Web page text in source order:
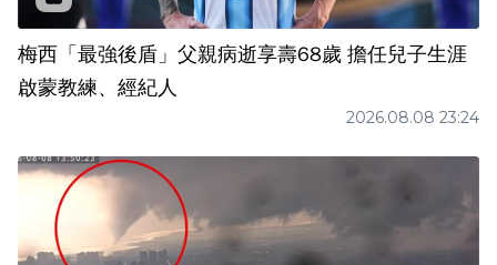
梅西「最強後盾」父親病逝享壽68歲 擔任兒子生涯
啟蒙教練、經紀人
2026.08.08 23:24